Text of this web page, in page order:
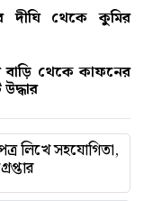
দীঘি থেকে কুমির
বাড়ি থেকে কাফনের
লিখে সহযোগিতা,